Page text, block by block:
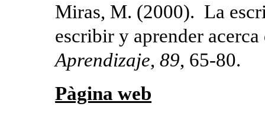
Miras, M. (2000). La
escribir y aprender
Aprendizaje,89, 65-80.
Pàgina web